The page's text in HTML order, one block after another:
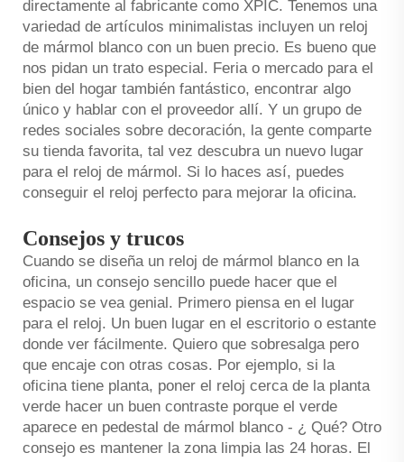
directamente al fabricante como XPIC. Tenemos una
variedad de artículos minimalistas incluyen un reloj
de mármol blanco con un buen precio. Es bueno que
nos pidan un trato especial. Feria o mercado para el
bien del hogar también fantástico, encontrar algo
único y hablar con el proveedor allí. Y un grupo de
redes sociales sobre decoración, la gente comparte
su tienda favorita, tal vez descubra un nuevo lugar
para el reloj de mármol. Si lo haces así, puedes
conseguir el reloj perfecto para mejorar la oficina.
Consejos y trucos
Cuando se diseña un reloj de mármol blanco en la
oficina, un consejo sencillo puede hacer que el
espacio se vea genial. Primero piensa en el lugar
para el reloj. Un buen lugar en el escritorio o estante
donde ver fácilmente. Quiero que sobresalga pero
que encaje con otras cosas. Por ejemplo, si la
oficina tiene planta, poner el reloj cerca de la planta
verde hacer un buen contraste porque el verde
aparece en pedestal de mármol blanco - ¿ Qué? Otro
consejo es mantener la zona limpia las 24 horas. El